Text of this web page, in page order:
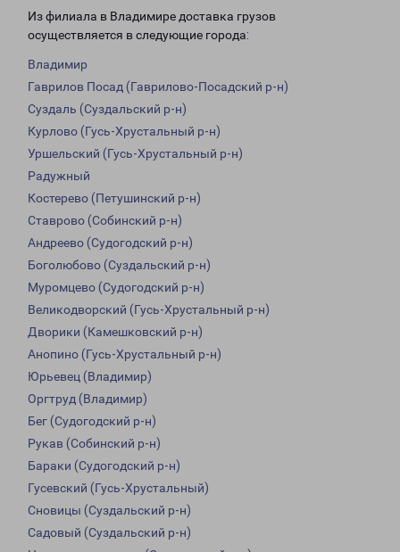
Из филиала в Владимире доставка грузов
осуществляется в следующие города:
Владимир
Гаврилов Посад (Гаврилово-Посадский р-н)
Суздаль (Суздальский р-н)
Курлово (Гусь-Хрустальный р-н)
Уршельский (Гусь-Хрустальный р-н)
Радужный
Костерево (Петушинский р-н)
Ставрово (Собинский р-н)
Андреево (Судогодский р-н)
Боголюбово (Суздальский р-н)
Муромцево (Судогодский р-н)
Великодворский (Гусь-Хрустальный р-н)
Дворики (Камешковский р-н)
Анопино (Гусь-Хрустальный р-н)
Юрьевец (Владимир)
Оргтруд (Владимир)
Бег (Судогодский р-н)
Рукав (Собинский р-н)
Бараки (Судогодский р-н)
Гусевский (Гусь-Хрустальный)
Сновицы (Суздальский р-н)
Садовый (Суздальский р-н)